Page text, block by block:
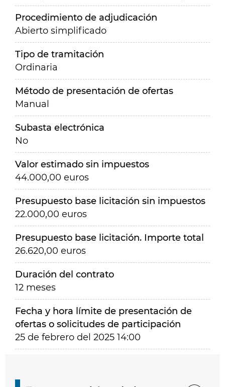
Procedimiento de adjudicación
Abierto simplificado
Tipo de tramitación
Ordinaria
Método de presentación de ofertas
Manual
Subasta electrónica
No
Valor estimado sin impuestos
44.000,00 euros
Presupuesto base licitación sin impuestos
22.000,00 euros
Presupuesto base licitación. Importe total
26.620,00 euros
Duración del contrato
12 meses
Fecha y hora límite de presentación de
ofertas o solicitudes de participación
25 de febrero del 2025 14:00